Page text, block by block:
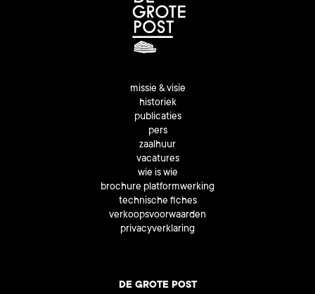
missie & visie
historiek
publicaties
pers
zaalhuur
vacatures
wie is wie
brochure platformwerking
technische fiches
verkoopsvoorwaarden
privacyverklaring
DE GROTE POST